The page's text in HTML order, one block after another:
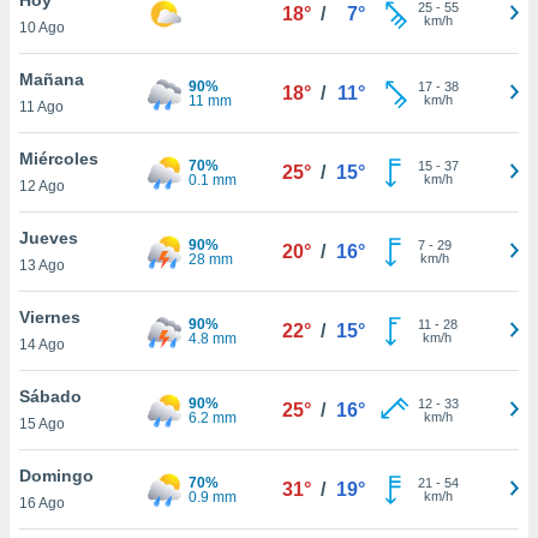
y
en
más
de
cookies
10 Ago
18° / 7° 25- 55
km/h
Mañana
11 Ago
90%
11 mm
18° / 11° 17- 38
km/h
Miércoles
12 Ago
70%
0.1 mm
25° / 15° 15- 37
km/h
Jueves
13 Ago
90%
28 mm
20° / 16° 7- 29
km/h
Viernes
14 Ago
90%
4.8 mm
22° / 15° 11 - 28
km/h
Sábado
15 Ago
90%
6.2 mm
25° / 16° 12- 33
km/h
Domingo
16 Ago
70%
0.9 mm
31° / 19° 21 - 54
km/h